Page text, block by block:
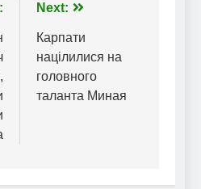
Next:
Карпати
націлилися на
головного
таланта Миная